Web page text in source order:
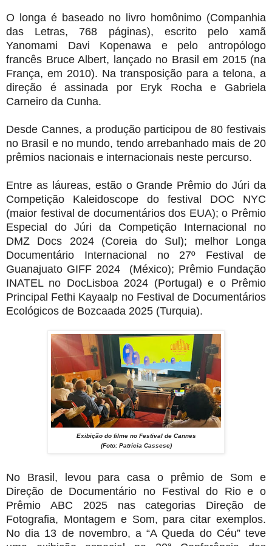
O longa é baseado no livro homônimo (Companhia
das Letras, 768 páginas), escrito pelo xamã
Yanomami Davi Kopenawa e pelo antropólogo
francês Bruce Albert, lançado no Brasil em 2015 (na
França, em 2010). Na transposição para a telona, a
direção é assinada por Eryk Rocha e Gabriela
Carneiro da Cunha.
Desde Cannes, a produção participou de 80 festivais
no Brasil e no mundo, tendo arrebanhado mais de 20
prêmios nacionais e internacionais neste percurso.
Entre as láureas, estão o Grande Prêmio do Júri da
Competição Kaleidoscope do festival DOC NYC
(maior festival de documentários dos EUA); o Prêmio
Especial do Júri da Competição Internacional no
DMZ Docs 2024 (Coreia do Sul); melhor Longa
Documentário Internacional no 27º Festival de
Guanajuato GIFF 2024 (México); Prêmio Fundação
INATEL no DocLisboa 2024 (Portugal) e o Prêmio
Principal Fethi Kayaalp no Festival de Documentários
Ecológicos de Bozcaada 2025 (Turquia).
Exibição do filme no Festival de Cannes
(Foto: Patrícia Cassese)
No Brasil, levou para casa o prêmio de Som e
Direção de Documentário no Festival do Rio e o
Prêmio ABC 2025 nas categorias Direção de
Fotografia, Montagem e Som, para citar exemplos.
No dia 13 de novembro, a “A Queda do Céu” teve